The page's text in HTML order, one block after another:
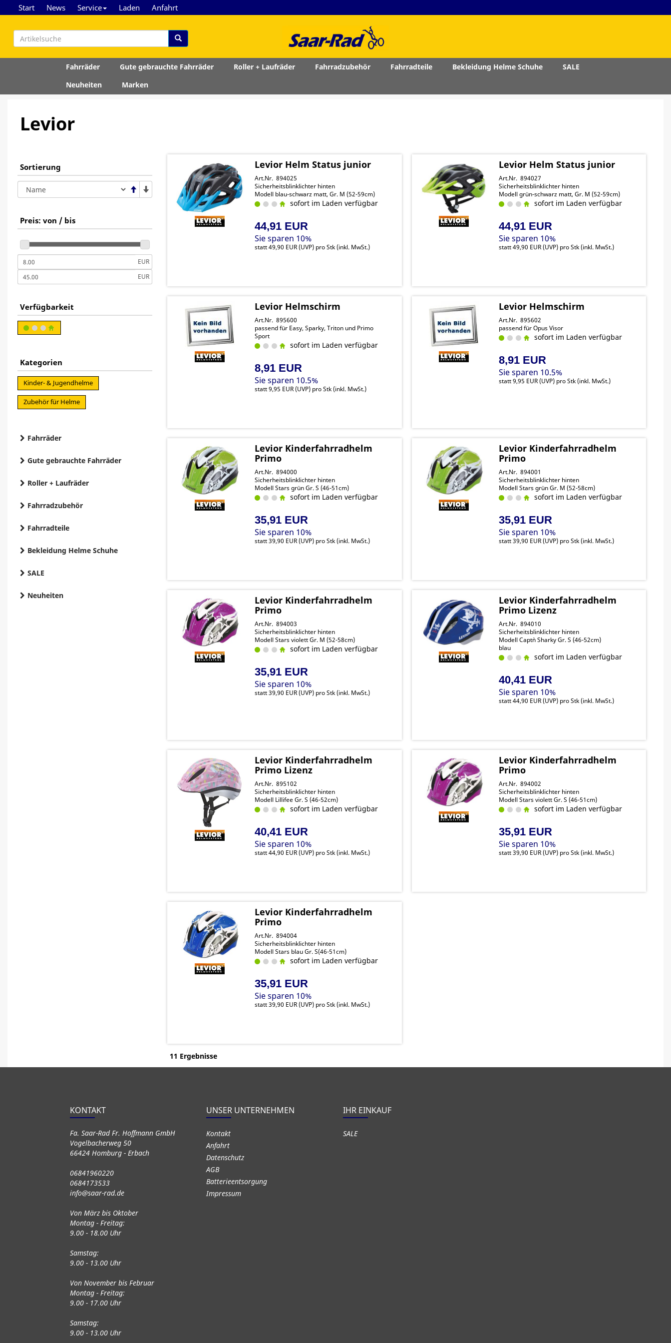
Start News Service Laden Anfahrt
Fahrräder Gute gebrauchte Fahrräder Roller + Laufräder Fahrradzubehör Fahrradteile Bekleidung Helme Schuhe
SALE
Neuheiten
Marken
Levior
Sortierung
Preis: von / bis
EUR
EUR
Verfügbarkeit
Kategorien
Kinder- & Jugendhelme
Zubehör für Helme
Fahrräder
Gute gebrauchte Fahrräder
Roller + Laufräder
Fahrradzubehör
Fahrradteile
Bekleidung Helme Schuhe
SALE
Neuheiten
Levior Helm Status junior
Art.Nr. 894025
Sicherheitsblinklichter hinten
Modell blau-schwarz matt, Gr. M (52-59cm)
sofort im Laden verfügbar
44,91 EUR
Sie sparen 10%
statt49,90 EUR(UVP) pro Stk (inkl. MwSt.)
Levior Helm Status junior
Art.Nr. 894027
Sicherheitsblinklichter hinten
Modell grün-schwarz matt, Gr. M (52-59cm)
sofort im Laden verfügbar
44,91 EUR
Sie sparen 10%
statt49,90 EUR(UVP) pro Stk (inkl. MwSt.)
Levior Helmschirm
Art.Nr. 895600
passend für Easy, Sparky, Triton und Primo
Sport
sofort im Laden verfügbar
8,91 EUR
Sie sparen 10.5%
statt9,95 EUR(UVP) pro Stk (inkl. MwSt.)
Levior Helmschirm
Art.Nr. 895602
passend für Opus Visor
sofort im Laden verfügbar
8,91 EUR
Sie sparen 10.5%
statt9,95 EUR(UVP) pro Stk (inkl. MwSt.)
Levior Kinderfahrradhelm
Primo
Art.Nr. 894000
Sicherheitsblinklichter hinten
Modell Stars grün Gr. S (46-51cm)
sofort im Laden verfügbar
35,91 EUR
Sie sparen 10%
statt39,90 EUR(UVP) pro Stk (inkl. MwSt.)
Levior Kinderfahrradhelm
Primo
Art.Nr. 894001
Sicherheitsblinklichter hinten
Modell Stars grün Gr. M (52-58cm)
sofort im Laden verfügbar
35,91 EUR
Sie sparen 10%
statt39,90 EUR(UVP) pro Stk (inkl. MwSt.)
Levior Kinderfahrradhelm
Primo
Art.Nr. 894003
Sicherheitsblinklichter hinten
Modell Stars violett Gr. M (52-58cm)
sofort im Laden verfügbar
35,91 EUR
Sie sparen 10%
statt39,90 EUR(UVP) pro Stk (inkl. MwSt.)
Levior Kinderfahrradhelm
Primo Lizenz
Art.Nr. 894010
Sicherheitsblinklichter hinten
Modell Capt`n Sharky Gr. S (46-52cm)
blau
sofort im Laden verfügbar
40,41 EUR
Sie sparen 10%
statt44,90 EUR(UVP) pro Stk (inkl. MwSt.)
Levior Kinderfahrradhelm
Primo Lizenz
Art.Nr. 895102
Sicherheitsblinklichter hinten
Modell Lillifee Gr. S (46-52cm)
sofort im Laden verfügbar
40,41 EUR
Sie sparen 10%
statt44,90 EUR(UVP) pro Stk (inkl. MwSt.)
Levior Kinderfahrradhelm
Primo
Art.Nr. 894002
Sicherheitsblinklichter hinten
Modell Stars violett Gr. S (46-51cm)
sofort im Laden verfügbar
35,91 EUR
Sie sparen 10%
statt39,90 EUR(UVP) pro Stk (inkl. MwSt.)
Levior Kinderfahrradhelm
Primo
Art.Nr. 894004
Sicherheitsblinklichter hinten
Modell Stars blau Gr. S(46-51cm)
sofort im Laden verfügbar
35,91 EUR
Sie sparen 10%
statt39,90 EUR(UVP) pro Stk (inkl. MwSt.)
11 Ergebnisse
KONTAKT
Fa. Saar-Rad Fr. Hoffmann GmbH
Vogelbacherweg 50
66424 Homburg - Erbach
06841960220
0684173533
info@saar-rad.de
Von März bis Oktober
Montag - Freitag:
9.00 - 18.00 Uhr
Samstag:
9.00 - 13.00 Uhr
Von November bis Februar
Montag - Freitag:
9.00 - 17.00 Uhr
Samstag:
9.00 - 13.00 Uhr
UNSER UNTERNEHMEN
Kontakt
Anfahrt
Datenschutz
AGB
Batterieentsorgung
Impressum
IHR EINKAUF
SALE